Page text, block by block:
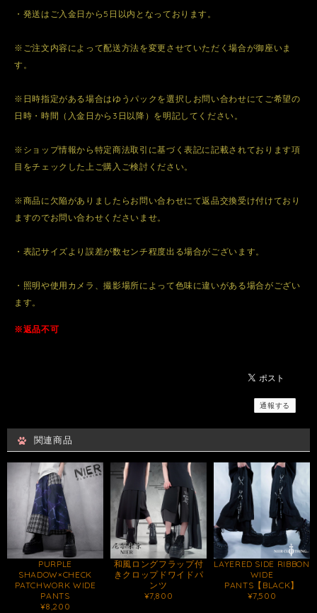
・発送はご入金日から5日以内となっております。
※ご注文内容によって配送方法を変更させていただく場合が御座いま
す。
※日時指定がある場合はゆうパックを選択しお問い合わせにてご希望の
日時・時間（入金日から3日以降）を明記してください。
※ショップ情報から特定商法取引に基づく表記に記載されております項
目をチェックした上ご購入ご検討ください。
※商品に欠陥がありましたらお問い合わせにて返品交換受け付けており
ますのでお問い合わせくださいませ。
・表記サイズより誤差が数センチ程度出る場合がございます。
・照明や使用カメラ、撮影場所によって色味に違いがある場合がござい
ます。
※返品不可
通報する
関連商品
PURPLE
SHADOW×CHECK
PATCHWORK WIDE
PANTS
¥8,200
和風ロングフラップ付
きクロップドワイドパ
ンツ
¥7,800
LAYERED SIDE RIBBON
WIDE
PANTS【BLACK】
¥7,500